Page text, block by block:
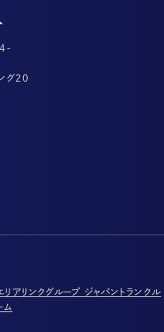
グ20
リアリンクグループ ジャパントランクル
ム